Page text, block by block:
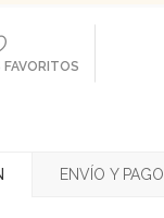
FAVORITOS
ENVÍO Y PAGO